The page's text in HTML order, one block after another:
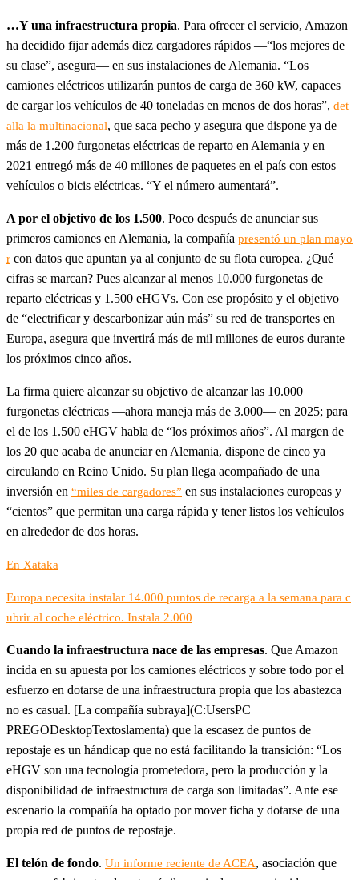
…Y una infraestructura propia. Para ofrecer el servicio, Amazon
ha decidido fijar además diez cargadores rápidos —“los mejores de
su clase”, asegura— en sus instalaciones de Alemania. “Los
camiones eléctricos utilizarán puntos de carga de 360 kW, capaces
de cargar los vehículos de 40 toneladas en menos de dos horas”, det
alla la multinacional, que saca pecho y asegura que dispone ya de
más de 1.200 furgonetas eléctricas de reparto en Alemania y en
2021 entregó más de 40 millones de paquetes en el país con estos
vehículos o bicis eléctricas. “Y el número aumentará”.
A por el objetivo de los 1.500. Poco después de anunciar sus
primeros camiones en Alemania, la compañía presentó un plan mayo
r con datos que apuntan ya al conjunto de su flota europea. ¿Qué
cifras se marcan? Pues alcanzar al menos 10.000 furgonetas de
reparto eléctricas y 1.500 eHGVs. Con ese propósito y el objetivo
de “electrificar y descarbonizar aún más” su red de transportes en
Europa, asegura que invertirá más de mil millones de euros durante
los próximos cinco años.
La firma quiere alcanzar su objetivo de alcanzar las 10.000
furgonetas eléctricas —ahora maneja más de 3.000— en 2025; para
el de los 1.500 eHGV habla de “los próximos años”. Al margen de
los 20 que acaba de anunciar en Alemania, dispone de cinco ya
circulando en Reino Unido. Su plan llega acompañado de una
inversión en “miles de cargadores” en sus instalaciones europeas y
“cientos” que permitan una carga rápida y tener listos los vehículos
en alrededor de dos horas.
En Xataka
Europa necesita instalar 14.000 puntos de recarga a la semana para c
ubrir al coche eléctrico. Instala 2.000
Cuando la infraestructura nace de las empresas. Que Amazon
incida en su apuesta por los camiones eléctricos y sobre todo por el
esfuerzo en dotarse de una infraestructura propia que los abastezca
no es casual. [La compañía subraya](C:UsersPC
PREGODesktopTextoslamenta) que la escasez de puntos de
repostaje es un hándicap que no está facilitando la transición: “Los
eHGV son una tecnología prometedora, pero la producción y la
disponibilidad de infraestructura de carga son limitadas”. Ante ese
escenario la compañía ha optado por mover ficha y dotarse de una
propia red de puntos de repostaje.
El telón de fondo. Un informe reciente de ACEA, asociación que